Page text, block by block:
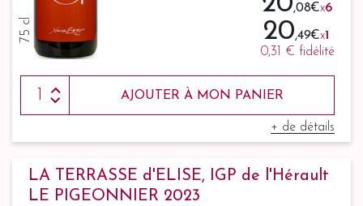
75 cl
,08 €x6
20,49 €x1
0,31 € fidélité
AJOUTER À MON PANIER
+ de détails
LA TERRASSE d'ELISE, IGP de l'Hérault
LE PIGEONNIER 2023